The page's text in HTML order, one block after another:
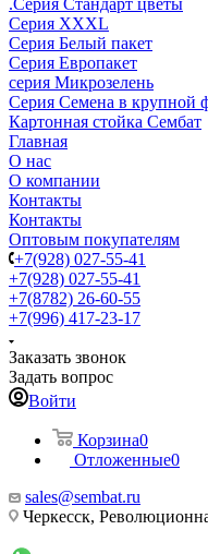
.Серия Стандарт цветы
Серия XXXL
Серия Белый пакет
Серия Европакет
серия Микрозелень
Серия Семена в крупной
Картонная стойка Сембат
Главная
О нас
О компании
Контакты
Контакты
Оптовым покупателям
+7(928) 027-55-41
+7(928) 027-55-41
+7(8782) 26-60-55
+7(996) 417-23-17
Заказать звонок
Задать вопрос
Войти
Корзина0
Отложенные0
sales@sembat.ru
Черкесск,